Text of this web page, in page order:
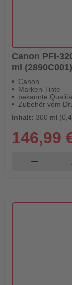
Canon PFI-
ml (2890C001)
Canon
Marken-Tinte
bekannte
Zubehör vom
Inhalt: 300 ml
146,99
remove